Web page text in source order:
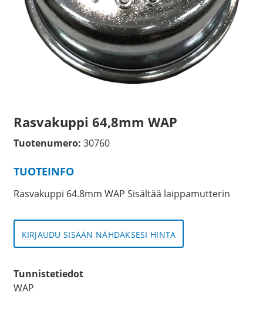
Rasvakuppi 64,8mm WAP
Tuotenumero: 30760
TUOTEINFO
Rasvakuppi 64.8mm WAP Sisältää laippamutterin
KIRJAUDU SISÄÄN NÄHDÄKSESI HINTA
Tunnistetiedot
WAP